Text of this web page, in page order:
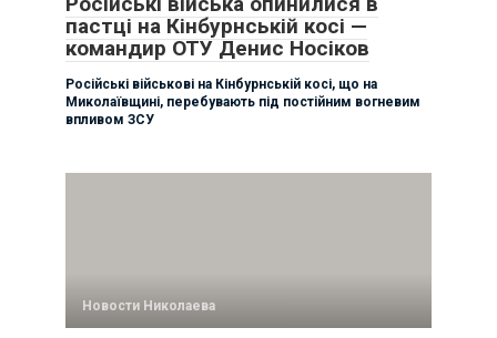
пастці на Кінбурнській косі —
командир ОТУ Денис Носіков
Російські військові на Кінбурнській косі, що на
Миколаївщині, перебувають під постійним вогневим
впливом ЗСУ
Новости Николаева